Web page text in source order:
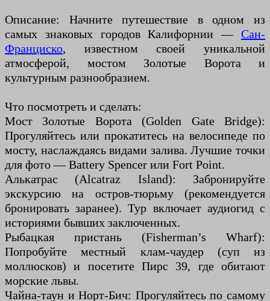
Описание: Начните путешествие в одном из
самых знаковых городов Калифорнии — Сан-
Франциско, известном своей уникальной
атмосферой, мостом Золотые Ворота и
культурным разнообразием.
Что посмотреть и сделать:
Мост Золотые Ворота (Golden Gate Bridge):
Прогуляйтесь или прокатитесь на велосипеде по
мосту, наслаждаясь видами залива. Лучшие точки
для фото — Battery Spencer или Fort Point.
Алькатрас (Alcatraz Island): Забронируйте
экскурсию на остров-тюрьму (рекомендуется
бронировать заранее). Тур включает аудиогид с
историями бывших заключенных.
Рыбацкая пристань (Fisherman’s Wharf):
Попробуйте местный клам-чаудер (суп из
моллюсков) и посетите Пирс 39, где обитают
морские львы.
Чайна-таун и Норт-Бич: Прогуляйтесь по самому